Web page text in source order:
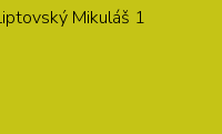
Mikuláš 1